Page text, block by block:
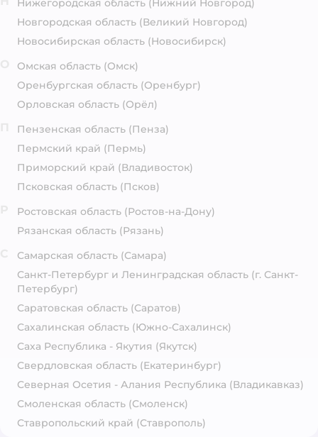
Нижегородская область (Нижний Новгород)
Новгородская область (Великий Новгород)
Новосибирская область (Новосибирск)
Омская область (Омск)
Оренбургская область (Оренбург)
Орловская область (Орёл)
Пензенская область (Пенза)
Пермский край (Пермь)
Приморский край (Владивосток)
Псковская область (Псков)
Ростовская область (Ростов-на-Дону)
Рязанская область (Рязань)
Самарская область (Самара)
Санкт-Петербург и Ленинградская область (г. Санкт-
Петербург)
Саратовская область (Саратов)
Сахалинская область (Южно-Сахалинск)
Саха Республика - Якутия (Якутск)
Свердловская область (Екатеринбург)
Северная Осетия - Алания Республика (Владикавказ)
Смоленская область (Смоленск)
Ставропольский край (Ставрополь)